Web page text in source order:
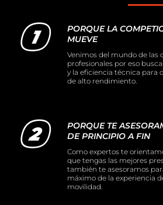
PORQUE LA
MUEVE
Venimos del mundo de las
profesionales por eso
y la eficiencia técnica para
de alto rendimiento.
PORQUE TE
DE PRINCIPIO A FIN
Como expertos te
que tengas las mejores
también te asesoramos
máximo de la experiencia
movilidad.